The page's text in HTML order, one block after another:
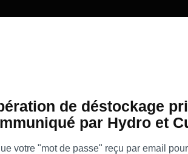
de déstockage
par Hydro et
votre "mot de passe" reçu par email